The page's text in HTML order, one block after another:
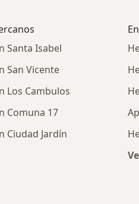
Santa Isabel
San Vicente
Los Cambulos
Comuna 17
Ciudad Jardín